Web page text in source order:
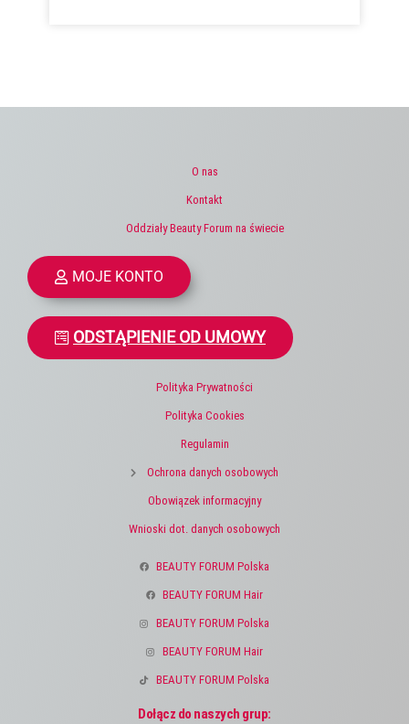
O nas
Kontakt
Oddziały Beauty Forum na świecie
MOJE KONTO
ODSTĄPIENIE OD UMOWY
Polityka Prywatności
Polityka Cookies
Regulamin
Ochrona danych osobowych
Obowiązek informacyjny
Wnioski dot. danych osobowych
BEAUTY FORUM Polska
BEAUTY FORUM Hair
BEAUTY FORUM Polska
BEAUTY FORUM Hair
BEAUTY FORUM Polska
Dołącz do naszych grup: